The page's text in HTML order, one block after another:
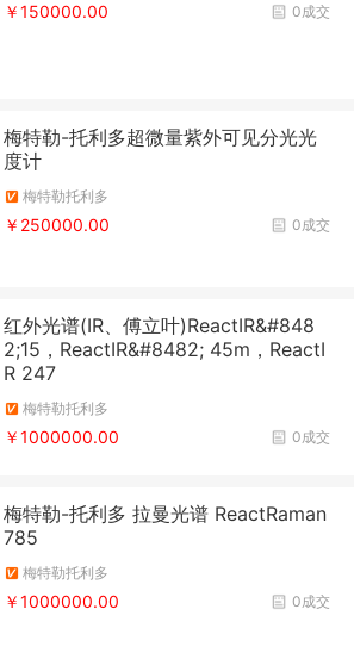
0成交
￥150000.00
梅特勒-托利多超微量紫外可见分光光
度计
梅特勒托利多
0成交
￥250000.00
红外光谱(IR、傅立叶)ReactIR&#848
2;15，ReactIR&#8482; 45m，ReactI
R 247
梅特勒托利多
0成交
￥1000000.00
梅特勒-托利多 拉曼光谱 ReactRaman
785
梅特勒托利多
0成交
￥1000000.00